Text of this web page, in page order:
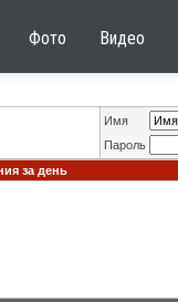
Фото Видео
Имя
Пароль
за день